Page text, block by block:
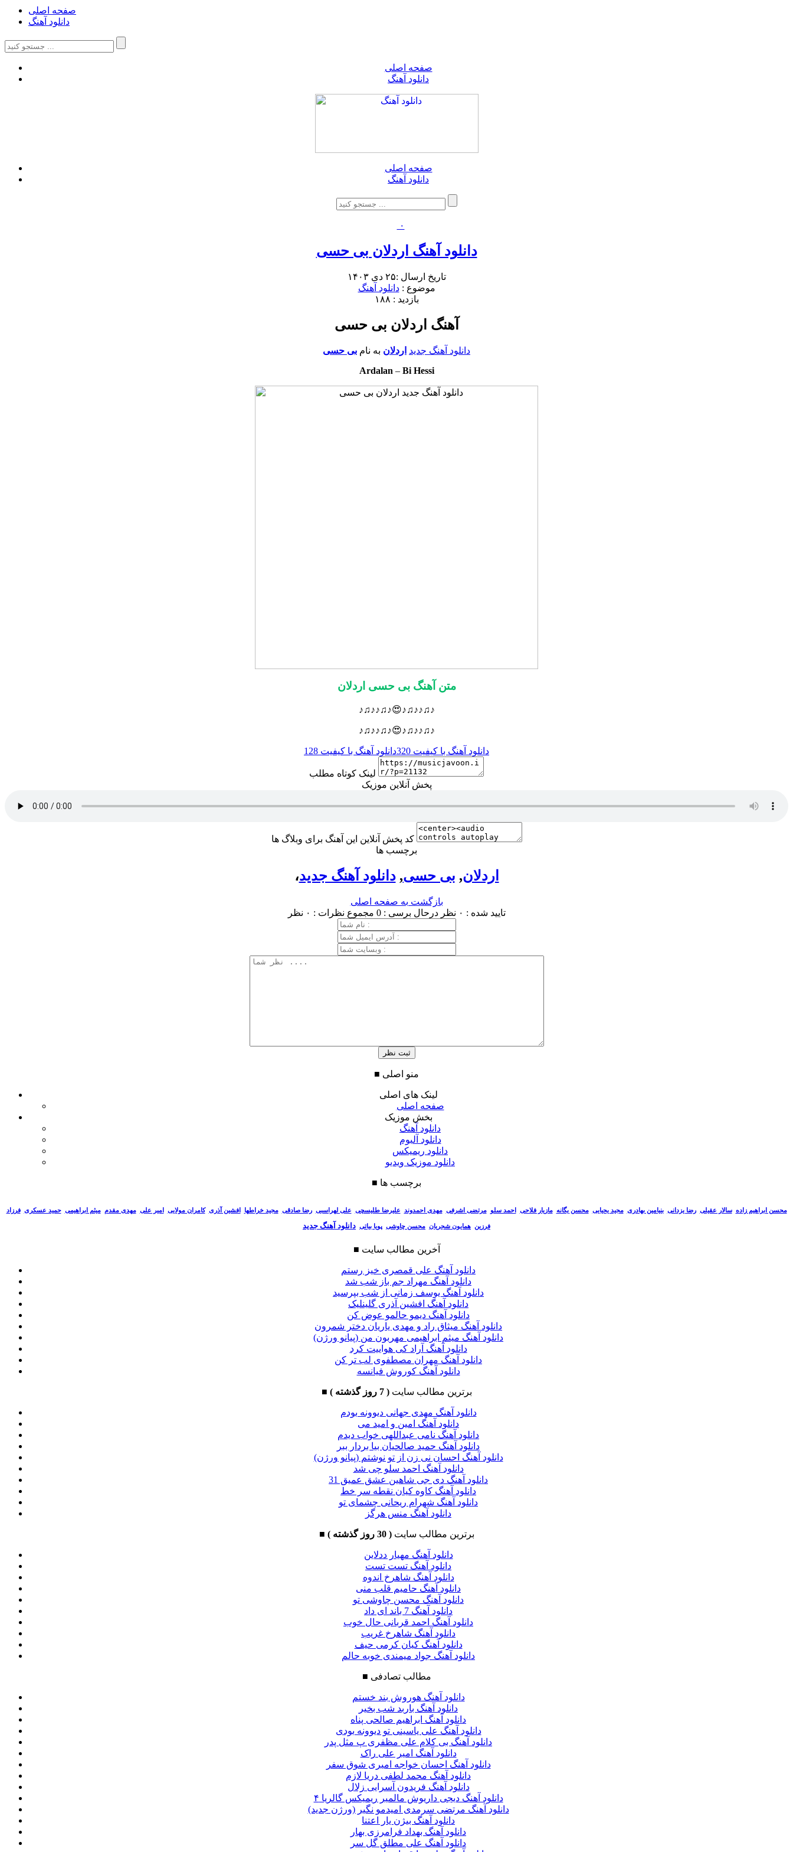
صفحه اصلی
دانلود آهنگ
صفحه اصلی
دانلود آهنگ
صفحه اصلی
دانلود آهنگ
۰
دانلود آهنگ اردلان بی حسی
تاریخ ارسال :۲۵ دی ۱۴۰۳
موضوع :دانلود آهنگ
بازدید : ۱۸۸
آهنگ اردلان بی حسی
دانلود آهنگ جدید اردلان به نام بی حسی
Ardalan – Bi Hessi
متن آهنگ بی حسی اردلان
♪♫♪♪♫♪😍♪♫♪♪♫♪
♪♫♪♪♫♪😍♪♫♪♪♫♪
دانلود آهنگ با کیفیت 320 دانلود آهنگ با کیفیت 128
لینک کوتاه مطلب
پخش آنلاین موزیک
کد پخش آنلاین این آهنگ برای وبلاگ ها
برچسب ها
، اردلان, بی حسی,دانلود آهنگ جدید
بازگشت به صفحه اصلی
تایید شده : ۰ نظر
درحال برسی : 0 مجموع نظرات : ۰ نظر
■ منو اصلی
لینک های اصلی
صفحه اصلی
بخش موزیک
دانلود آهنگ
دانلود آلبوم
دانلود ریمیکس
دانلود موزیک ویدیو
■ برچسب ها
محسن ابراهیم زاده سالار عقیلی رضا یزدانی بنیامین بهادری مجید یحیایی محسن یگانه مازیار فلاحی احمد سلو مرتضی اشرفی مهدی احمدوند علیرضا طلیسچی علی لهراسبی رضا صادقی مجید خراطها افشین آذری کامران مولایی امیر علی مهدی مقدم میثم ابراهیمی حمید عسکری فرزاد
فرزین همایون شجریان محسن چاوشی پویا بیاتی دانلود آهنگ جدید
■ آخرین مطالب سایت
دانلود آهنگ علی قمصری خیز رستم
دانلود آهنگ مهراد جم باز شب شد
دانلود آهنگ یوسف زمانی از شب بپرسید
دانلود آهنگ افشین آذری گلینلیک
دانلود آهنگ دیمو حالمو عوض کن
دانلود آهنگ میثاق راد و مهدی یاریان دختر شمرون
دانلود آهنگ میثم ابراهیمی مهربون من (پیانو ورژن)
دانلود آهنگ آراد کی هواییت کرد
دانلود آهنگ مهران مصطفوی لب تر کن
دانلود آهنگ کوروش فیانسه
■ برترین مطالب سایت( 7 روز گذشته )
دانلود آهنگ مهدی جهانی دیوونه بودم
دانلود آهنگ امین و امید می
دانلود آهنگ نامی عبداللهی خواب دیدم
دانلود آهنگ حمید صالحیان بیا بردار ببر
دانلود آهنگ احسان نی زن از تو نوشتم (پیانو ورژن)
دانلود آهنگ احمد سلو چی شد
دانلود آهنگ دی جی شاهین عشق عمیق 31
دانلود آهنگ کاوه کیان نقطه سر خط
دانلود آهنگ شهرام ریحانی چشمای تو
دانلود آهنگ منس هرگز
■ برترین مطالب سایت( 30 روز گذشته )
دانلود آهنگ مهیار ددلاین
دانلود آهنگ تست تست
دانلود آهنگ شاهرخ اندوه
دانلود آهنگ حامیم قلب منی
دانلود آهنگ محسن چاوشی تو
دانلود آهنگ 7 باند ای داد
دانلود آهنگ احمد قربانی حال خوب
دانلود آهنگ شاهرخ غریب
دانلود آهنگ کیان کرمی حیف
دانلود آهنگ جواد میمندی خوبه حالم
■ مطالب تصادفی
دانلود آهنگ هوروش بند خستم
دانلود آهنگ باربد شب بخیر
دانلود آهنگ ابراهیم صالحی پناه
دانلود آهنگ علی یاسینی تو دیوونه بودی
دانلود آهنگ بی کلام علی مظفری پ مثل پدر
دانلود آهنگ امیر علی راک
دانلود آهنگ احسان خواجه امیری شوق سفر
دانلود آهنگ محمد لطفی دریا لازم
دانلود آهنگ فریدون آسرایی زلال
دانلود آهنگ دیجی داریوش مالمیر ریمیکس گالریا ۴
دانلود آهنگ مرتضی سرمدی امیدمو نگیر (ورژن جدید)
دانلود آهنگ بیژن یار اعتنا
دانلود آهنگ بهداد فرامرزى بهار
دانلود آهنگ علی مطلق گل سر